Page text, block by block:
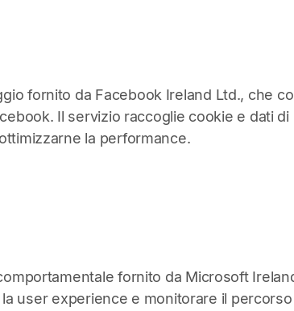
fornito da Facebook Ireland Ltd., che
Il servizio raccoglie cookie e dati
la performance.
fornito da Microsoft
user experience e monitorare il